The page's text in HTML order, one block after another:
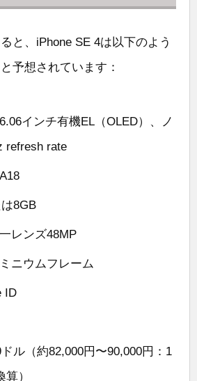
と、iPhone SE 4は以下のよう
予想されています：
6.06インチ有機EL（OLED）、ノ
refresh rate
A18
8GB
レンズ48MP
ニウムフレーム
ID
ル（約82,000円〜90,000円：1
）